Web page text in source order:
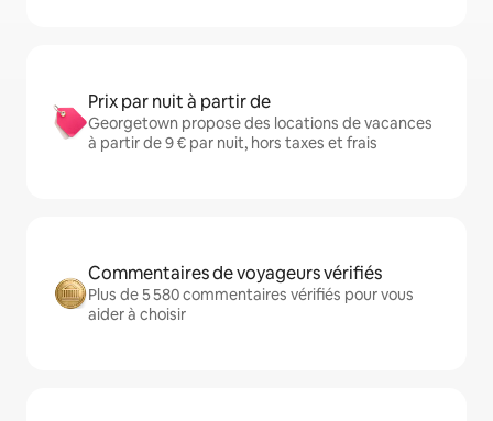
Prix par nuit à partir de
Georgetown propose des locations de vacances
à partir de 9 € par nuit, hors taxes et frais
Commentaires de voyageurs vérifiés
Plus de 5 580 commentaires vérifiés pour vous
aider à choisir